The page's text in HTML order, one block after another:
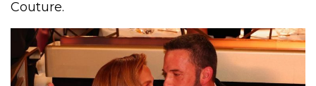
Couture.